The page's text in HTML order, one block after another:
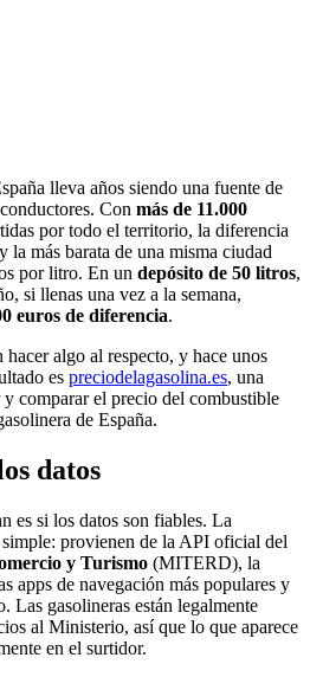
lleva años siendo una fuente de
Con más de 11.000
por todo el territorio, la diferencia
la más barata de una misma ciudad
por litro. En un depósito de 50 litros,
si llenas una vez a la semana,
euros de diferencia.
algo al respecto, y hace unos
es preciodelagasolina.es, una
y comparar el precio del combustible
de España.
datos
es si los datos son fiables. La
simple: provienen de la API oficial del
y Turismo (MITERD), la
apps de navegación más populares y
Las gasolineras están legalmente
al Ministerio, así que lo que aparece
en el surtidor.